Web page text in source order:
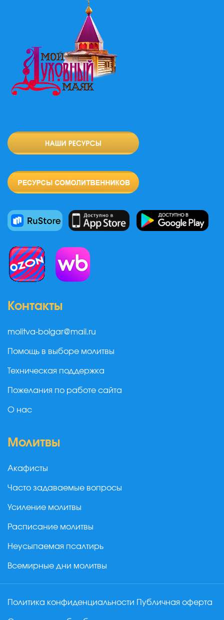
Контакты
molitva-bolgar@mail.ru
Помощь в выборе молитвы
Техническая поддержка
Пожелания по работе сайта
О нас
Молитвы
Акафисты
Часто задаваемые вопросы
Усиление молитвы
Расписание молитвы
Неусыпаемая псалтирь
Всемирные дни молитвы
Политика конфиденциальности Публичная оферта